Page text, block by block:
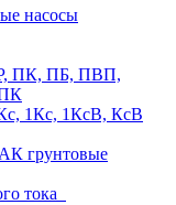
насосы
ПК, ПБ, ПВП,
1Кс, 1КсВ, КсВ
грунтовые
тока